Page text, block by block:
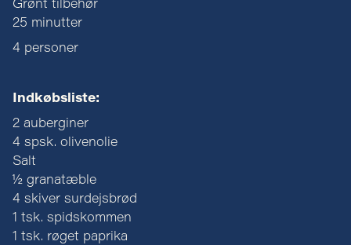
Grønt tilbehør
25 minutter
4 personer
Indkøbsliste:
2 auberginer
4 spsk. olivenolie
Salt
½ granatæble
4 skiver surdejsbrød
1 tsk. spidskommen
1 tsk. røget paprika